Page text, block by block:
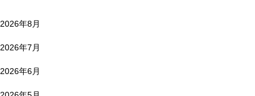
2026年8月
2026年7月
2026年6月